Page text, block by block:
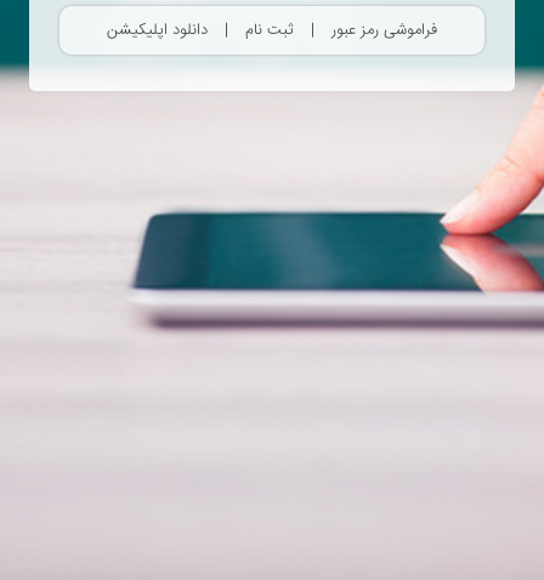
فراموشی رمز عبور | ثبت نام | دانلود اپلیکیشن